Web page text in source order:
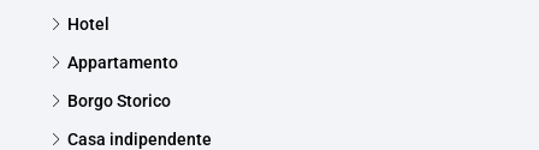
Hotel
Appartamento
Borgo Storico
Casa indipendente